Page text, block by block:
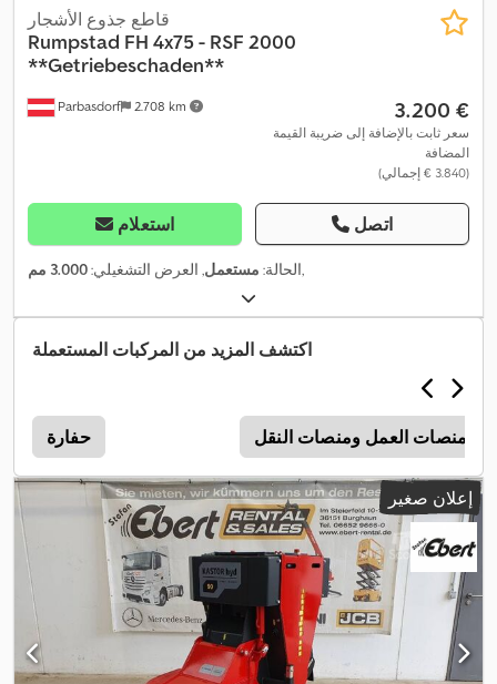
Parbasdorf 2.708 km
قاطع جذوع الأشجار
Rumpstad FH 4x75 - RSF 2000
**Getriebeschaden**
‏3.200 €
سعر ثابت بالإضافة إلى ضريبة القيمة
المضافة
(‏3.840 € إجمالي)
استعلام اتصل
الحالة: مستعمل, العرض التشغيلي:3.000 مم ,
اكتشف المزيد من المركبات المستعملة
حفارة منصات العمل ومنصات النقل
إعلان صغير